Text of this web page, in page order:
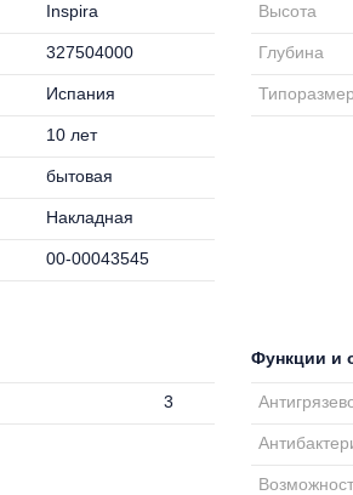
Inspira
327504000
Испания
10 лет
бытовая
Накладная
00-00043545
Высота
Глубина
3
Функции и